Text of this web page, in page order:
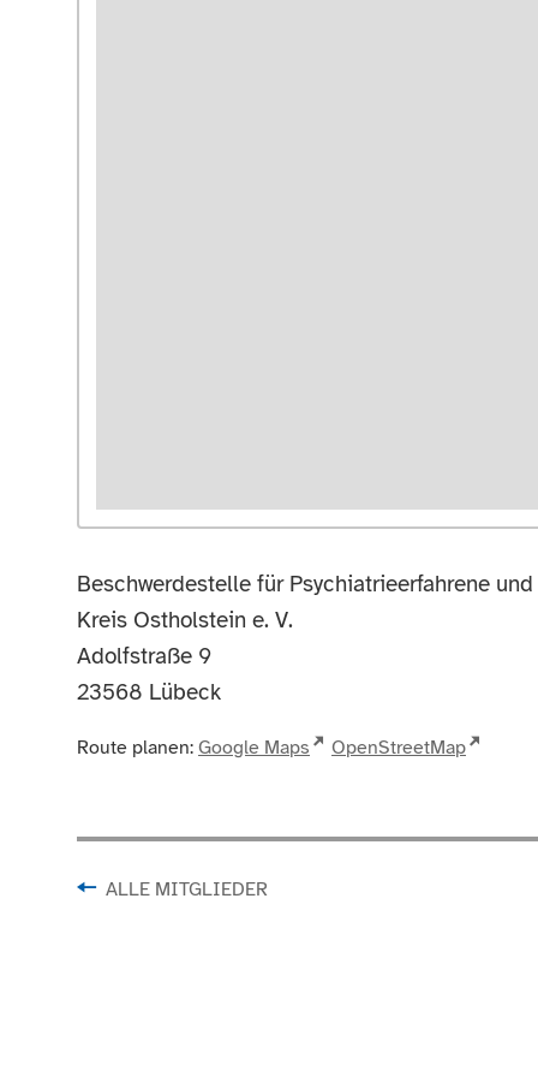
Beschwerdestelle für Psychiatrieerfahrene
Kreis Ostholstein e. V.
Adolfstraße 9
23568 Lübeck
Route planen: Google Maps OpenStreetMap
ALLE MITGLIEDER